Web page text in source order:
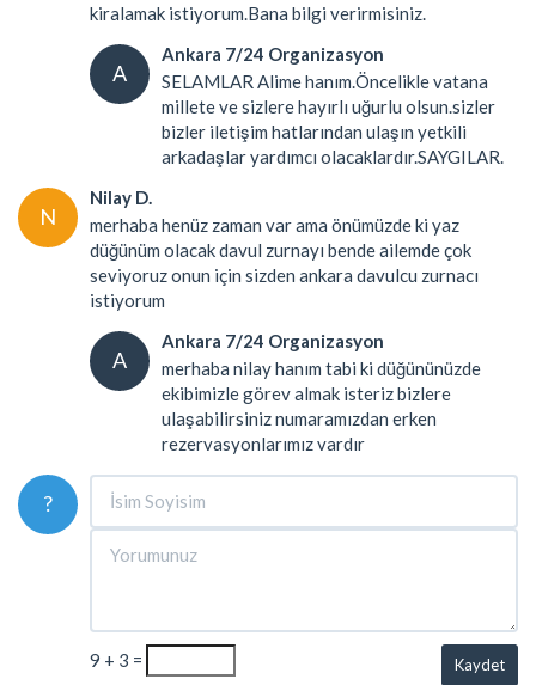
kiralamak istiyorum.Bana bilgi verirmisiniz.
A
Ankara 7/24 Organizasyon
SELAMLAR Alime hanım.Öncelikle vatana
millete ve sizlere hayırlı uğurlu olsun.sizler
bizler iletişim hatlarından ulaşın yetkili
arkadaşlar yardımcı olacaklardır.SAYGILAR.
N
Nilay D.
merhaba henüz zaman var ama önümüzde ki yaz
düğünüm olacak davul zurnayı bende ailemde çok
seviyoruz onun için sizden ankara davulcu zurnacı
istiyorum
A
Ankara 7/24 Organizasyon
merhaba nilay hanım tabi ki düğününüzde
ekibimizle görev almak isteriz bizlere
ulaşabilirsiniz numaramızdan erken
rezervasyonlarımız vardır
?
9 + 3 = Kaydet